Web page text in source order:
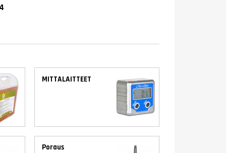
MITTALAITTEET
Poraus